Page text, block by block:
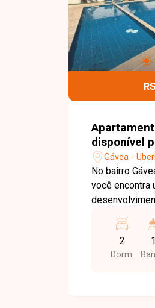
disponível
bairro
MG
Gávea -
No bairro
você encontra
com
farmácias e
2
Dorm.
1